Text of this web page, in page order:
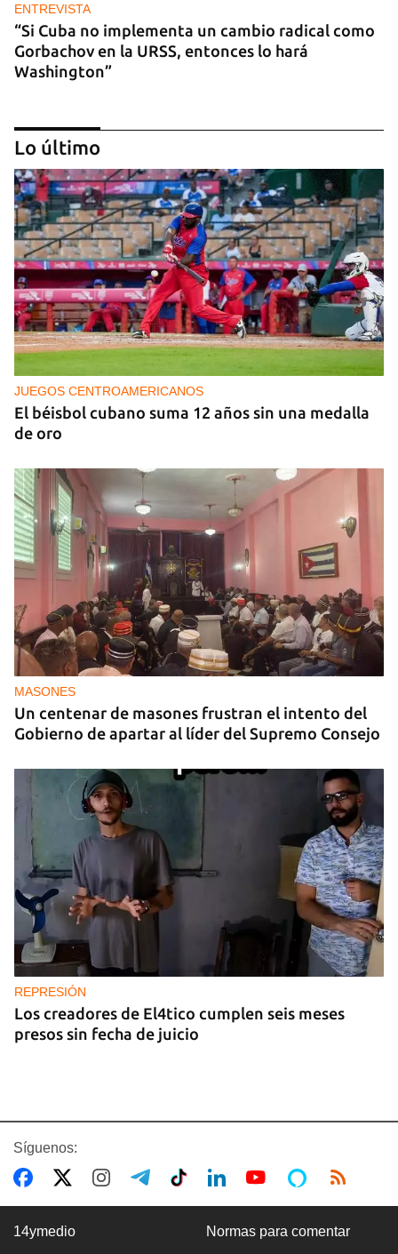
ENTREVISTA
“Si Cuba no implementa un cambio radical como
Gorbachov en la URSS, entonces lo hará
Washington”
ENTREVISTA
"El sector turístico cubano necesita un
renacimiento con cambios profundos"
Lo último
JUEGOS CENTROAMERICANOS
El béisbol cubano suma 12 años sin una medalla
de oro
MASONES
Un centenar de masones frustran el intento del
Gobierno de apartar al líder del Supremo Consejo
REPRESIÓN
Los creadores de El4tico cumplen seis meses
presos sin fecha de juicio
Síguenos:
14ymedio Normas para comentar